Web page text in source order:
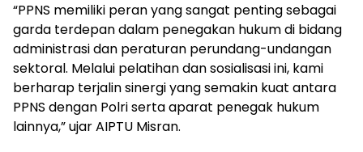
“PPNS memiliki peran yang sangat penting sebagai
garda terdepan dalam penegakan hukum di bidang
administrasi dan peraturan perundang-undangan
sektoral. Melalui pelatihan dan sosialisasi ini, kami
berharap terjalin sinergi yang semakin kuat antara
PPNS dengan Polri serta aparat penegak hukum
lainnya,” ujar AIPTU Misran.